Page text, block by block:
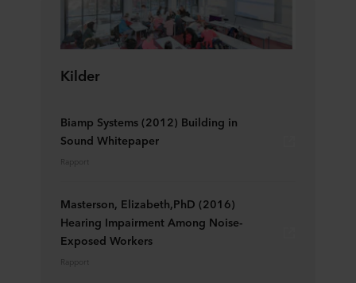
Kilder
Biamp Systems (2012) Building in
Sound Whitepaper
Rapport
Masterson, Elizabeth,PhD (2016)
Hearing Impairment Among Noise-
Exposed Workers
Rapport